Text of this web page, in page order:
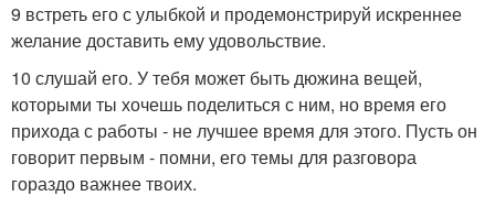
9 встреть его с улыбкой и продемонстрируй искреннее
желание доставить ему удовольствие.
10 слушай его. У тебя может быть дюжина вещей,
которыми ты хочешь поделиться с ним, но время его
прихода с работы - не лучшее время для этого. Пусть он
говорит первым - помни, его темы для разговора
гораздо важнее твоих.